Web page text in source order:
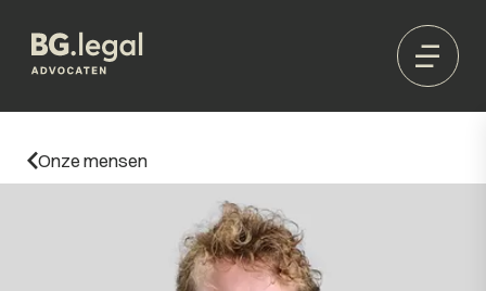
Onze mensen